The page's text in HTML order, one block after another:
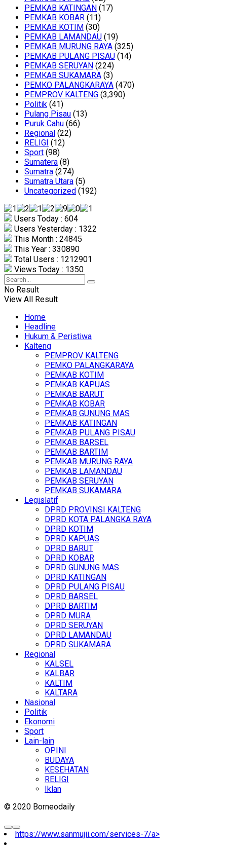
PEMKAB KATINGAN (17)
PEMKAB KOBAR (11)
PEMKAB KOTIM (30)
PEMKAB LAMANDAU (19)
PEMKAB MURUNG RAYA (325)
PEMKAB PULANG PISAU (14)
PEMKAB SERUYAN (224)
PEMKAB SUKAMARA (3)
PEMKO PALANGKARAYA (470)
PEMPROV KALTENG (3,390)
Politik (41)
Pulang Pisau (13)
Puruk Cahu (66)
Regional (22)
RELIGI (12)
Sport (98)
Sumatera (8)
Sumatra (274)
Sumatra Utara (5)
Uncategorized (192)
Users Today : 604
Users Yesterday : 1322
This Month : 24845
This Year : 330890
Total Users : 1212901
Views Today : 1350
No Result
View All Result
Home
Headline
Hukum & Peristiwa
Kalteng
PEMPROV KALTENG
PEMKO PALANGKARAYA
PEMKAB KOTIM
PEMKAB KAPUAS
PEMKAB BARUT
PEMKAB KOBAR
PEMKAB GUNUNG MAS
PEMKAB KATINGAN
PEMKAB PULANG PISAU
PEMKAB BARSEL
PEMKAB BARTIM
PEMKAB MURUNG RAYA
PEMKAB LAMANDAU
PEMKAB SERUYAN
PEMKAB SUKAMARA
Legislatif
DPRD PROVINSI KALTENG
DPRD KOTA PALANGKA RAYA
DPRD KOTIM
DPRD KAPUAS
DPRD BARUT
DPRD KOBAR
DPRD GUNUNG MAS
DPRD KATINGAN
DPRD PULANG PISAU
DPRD BARSEL
DPRD BARTIM
DPRD MURA
DPRD SERUYAN
DPRD LAMANDAU
DPRD SUKAMARA
Regional
KALSEL
KALBAR
KALTIM
KALTARA
Nasional
Politik
Ekonomi
Sport
Lain-lain
OPINI
BUDAYA
KESEHATAN
RELIGI
Iklan
© 2020 Borneodaily
https://www.sanmujii.com/services-7/a>